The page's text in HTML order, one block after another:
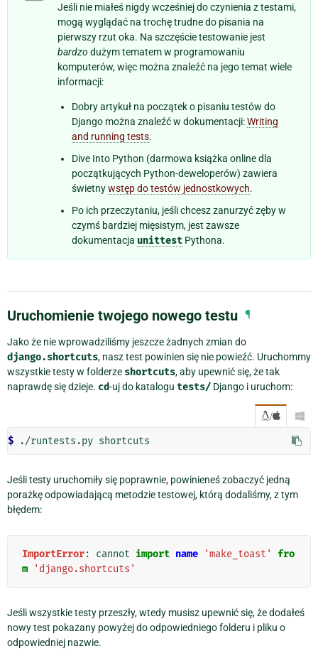
Jeśli nie miałeś nigdy wcześniej do czynienia z testami,
mogą wyglądać na trochę trudne do pisania na
pierwszy rzut oka. Na szczęście testowanie jest
bardzo dużym tematem w programowaniu
komputerów, więc można znaleźć na jego temat wiele
informacji:
Dobry artykuł na początek o pisaniu testów do
Django można znaleźć w dokumentacji:Writing
and running tests.
Dive Into Python (darmowa książka online dla
początkujących Python-deweloperów) zawiera
świetnywstęp do testów jednostkowych.
Po ich przeczytaniu, jeśli chcesz zanurzyć zęby w
czymś bardziej mięsistym, jest zawsze
dokumentacja unittest Pythona.
Uruchomienie twojego nowego testu ¶
Jako że nie wprowadziliśmy jeszcze żadnych zmian do
django.shortcuts, nasz test powinien się nie powieźć. Uruchommy
wszystkie testy w folderze shortcuts, aby upewnić się, że tak
naprawdę się dzieje. cd-uj do katalogu tests/ Django i uruchom:
/ 
$
Jeśli testy uruchomiły się poprawnie, powinieneś zobaczyć jedną
porażkę odpowiadającą metodzie testowej, którą dodaliśmy, z tym
błędem:
ImportError: cannot import name 'make_toast'
fro
m
'django.shortcuts'
Jeśli wszystkie testy przeszły, wtedy musisz upewnić się, że dodałeś
nowy test pokazany powyżej do odpowiedniego folderu i pliku o
odpowiedniej nazwie.